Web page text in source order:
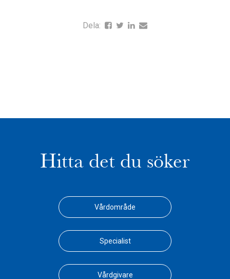
Dela:
Hitta det du söker
Vårdområde
Specialist
Vårdgivare